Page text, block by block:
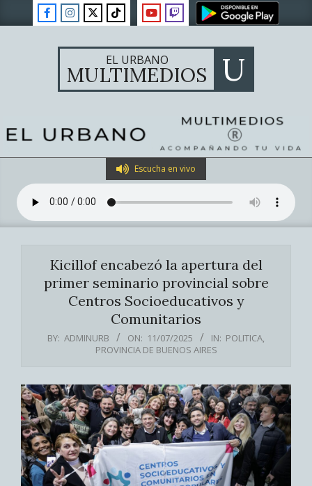
to
EL URBANO
MULTIMEDIOS U
Navigation
Menu
Escucha en vivo
Kicillof encabezó la apertura del
primer seminario provincial sobre
Centros Socioeducativos y
Comunitarios
BY: ADMINURB ON: 11/07/2025 IN: POLITICA,
PROVINCIA DE BUENOS AIRES